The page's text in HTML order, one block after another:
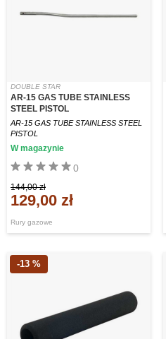
DOUBLE STAR
AR-15 GAS TUBE STAINLESS
STEEL PISTOL
AR-15 GAS TUBE STAINLESS STEEL
PISTOL
Rury gazowe
0
W magazynie
144,00 zł
129,00 zł
-13 %